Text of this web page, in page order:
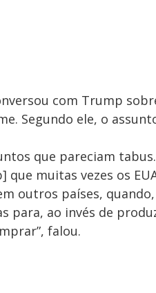
com Trump
Segundo ele, o
que pareciam
que muitas vezes os
outros países,
para, ao invés de
falou.